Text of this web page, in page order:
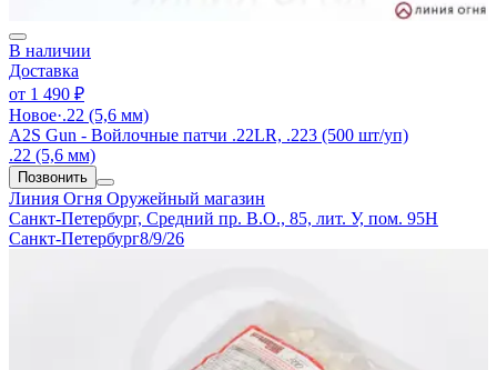
В наличии
Доставка
от 1 490 ₽
Новое·.22 (5,6 мм)
A2S Gun - Войлочные патчи .22LR, .223 (500 шт/уп)
.22 (5,6 мм)
Позвонить
Линия Огня Оружейный магазин
Санкт-Петербург, Средний пр. В.О., 85, лит. У, пом. 95Н
Санкт-Петербург8/9/26